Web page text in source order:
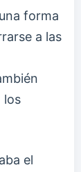
forma
a las
los
el